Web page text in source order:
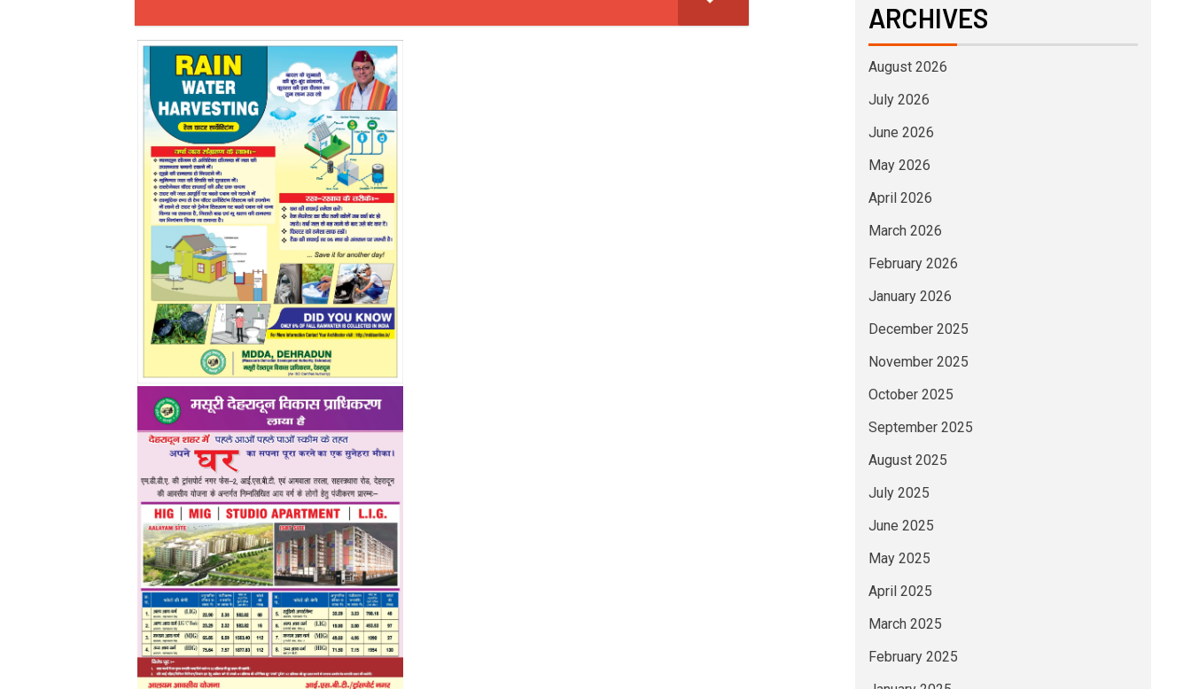
ARCHIVES
August 2026
July 2026
June 2026
May 2026
April 2026
March 2026
February 2026
January 2026
December 2025
November 2025
October 2025
September 2025
August 2025
July 2025
June 2025
May 2025
April 2025
March 2025
February 2025